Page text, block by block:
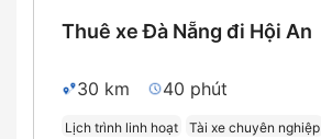
Thuê xe Đà Nẵng đi Hội An
30 km 40 phút
Lịch trình linh hoạt Tài xe chuyên nghiệp